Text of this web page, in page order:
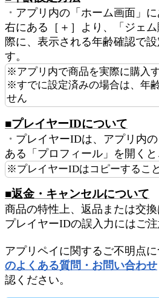
・ アプリ内の「ホーム画面」
右にある［＋］より、「ジェ
際に、表示される年齢確認で
す。
※アプリ内で商品を実際に購入
※すでに設定済みの場合は、年
せん
■プレイヤーIDについて
・ プレイヤーIDは、アプリ内
ある「プロフィール」を開くと
※プレイヤーIDはコピーするこ
■返金・キャンセルについて
商品の特性上、返品または交換
プレイヤーIDの誤入力にはご注
アプリペイに関するご不明点に
のよくある質問・お問い合わせ
認ください。